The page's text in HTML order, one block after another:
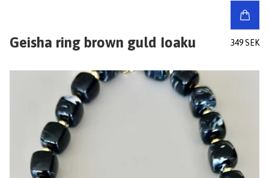
Geisha ring brown guld Ioaku 349 SEK